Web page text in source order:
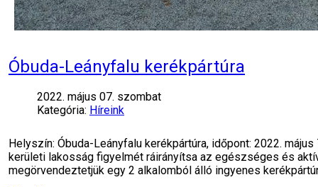
Óbuda-Leányfalu kerékpártúra
2022. május 07. szombat
Kategória: Híreink
Helyszín: Óbuda-Leányfalu kerékpártúra, időpont: 2022.
kerületi lakosság figyelmét ráirányítsa az egészséges és
megörvendeztetjük egy 2 alkalomból álló ingyenes